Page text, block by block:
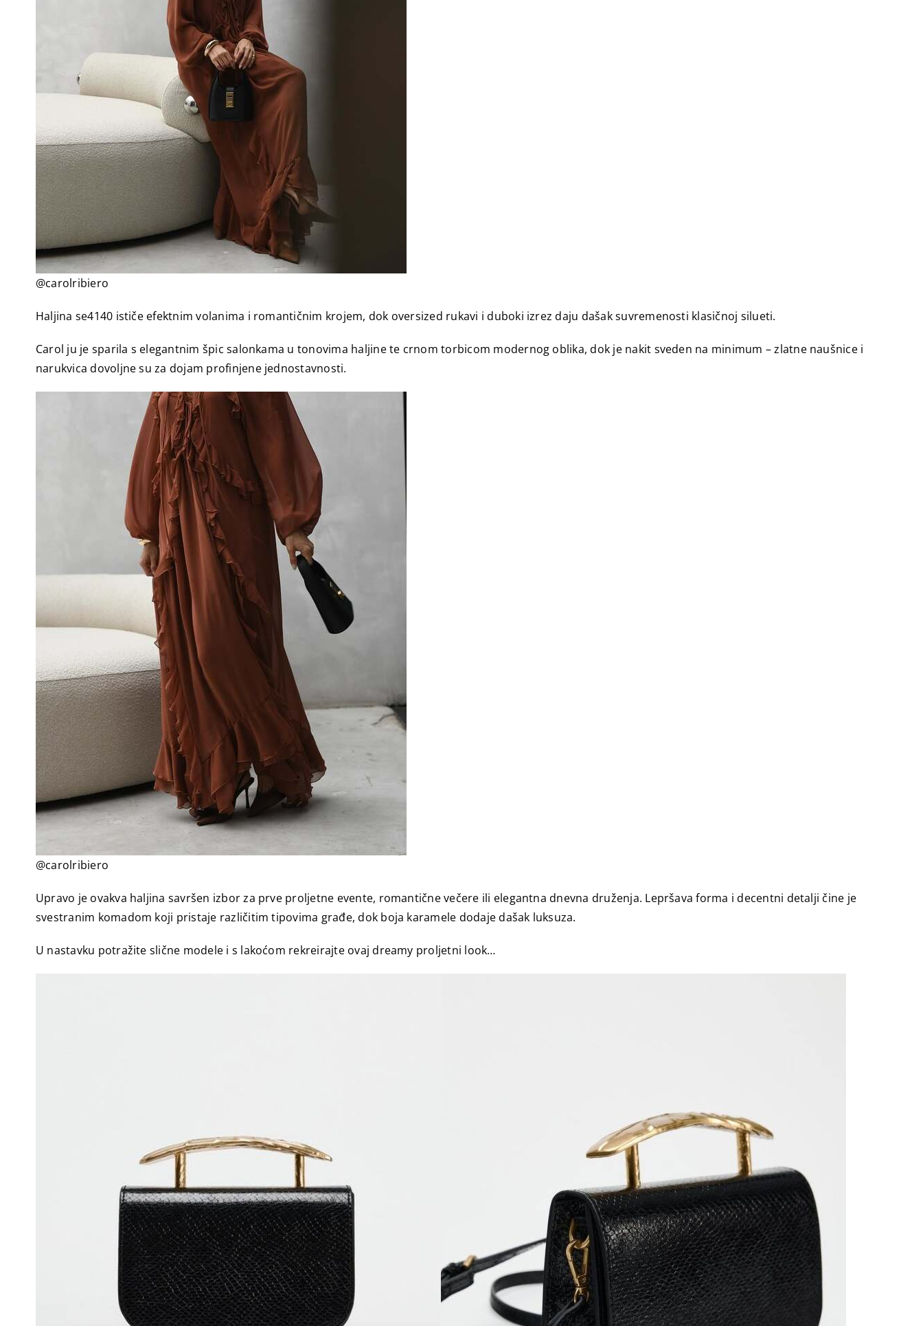
@carolribiero
Haljina se4140 ističe efektnim volanima i romantičnim krojem, dok oversized rukavi i duboki izrez daju dašak suvremenosti klasičnoj silueti.
Carol ju je sparila s elegantnim špic salonkama u tonovima haljine te crnom torbicom modernog oblika, dok je nakit sveden na minimum – zlatne naušnice i
narukvica dovoljne su za dojam profinjene jednostavnosti.
@carolribiero
Upravo je ovakva haljina savršen izbor za prve proljetne evente, romantične večere ili elegantna dnevna druženja. Lepršava forma i decentni detalji čine je
svestranim komadom koji pristaje različitim tipovima građe, dok boja karamele dodaje dašak luksuza.
U nastavku potražite slične modele i s lakoćom rekreirajte ovaj dreamy proljetni look…